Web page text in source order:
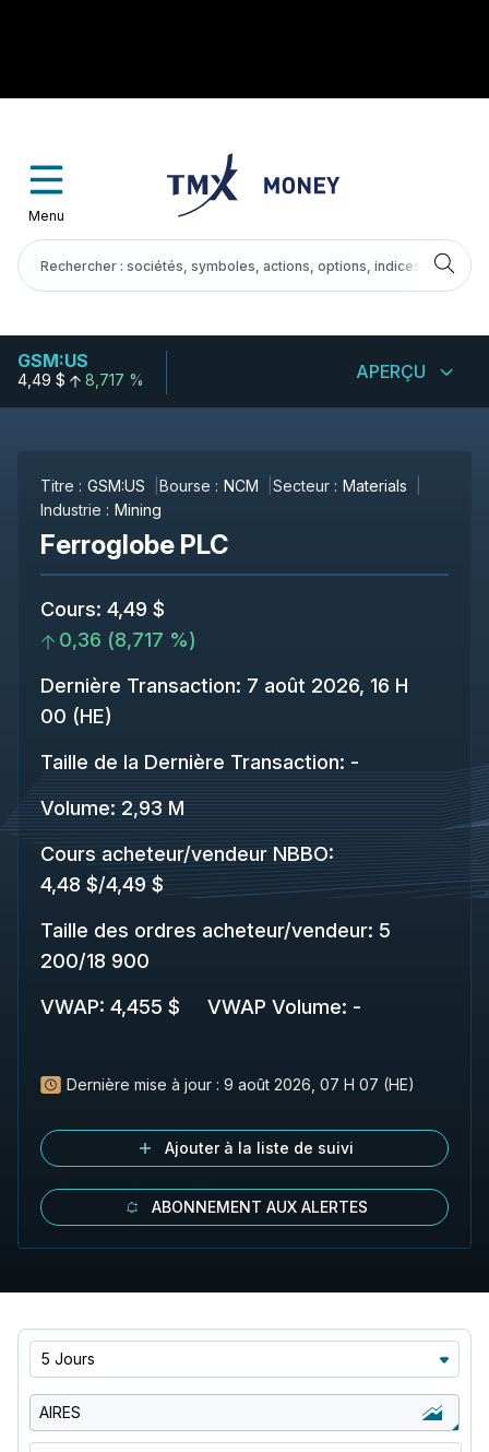
Menu
GSM:US
4,49 $ 8,717 % APERÇU
Titre : GSM:US Bourse : NCM Secteur : Materials
Industrie : Mining
Ferroglobe PLC
Cours: 4,49 $
0,36 (8,717 %)
Dernière Transaction: 7 août 2026, 16 H
00 (HE)
Taille de la Dernière Transaction: -
Volume: 2,93 M
Cours acheteur/vendeur NBBO:
4,48 $/4,49 $
Taille des ordres acheteur/vendeur: 5
200/18 900
VWAP: 4,455 $ VWAP Volume: -
Dernière mise à jour : 9 août 2026, 07 H 07 (HE)
Ajouter à la liste de suivi
ABONNEMENT AUX ALERTES
5 Jours
AIRES